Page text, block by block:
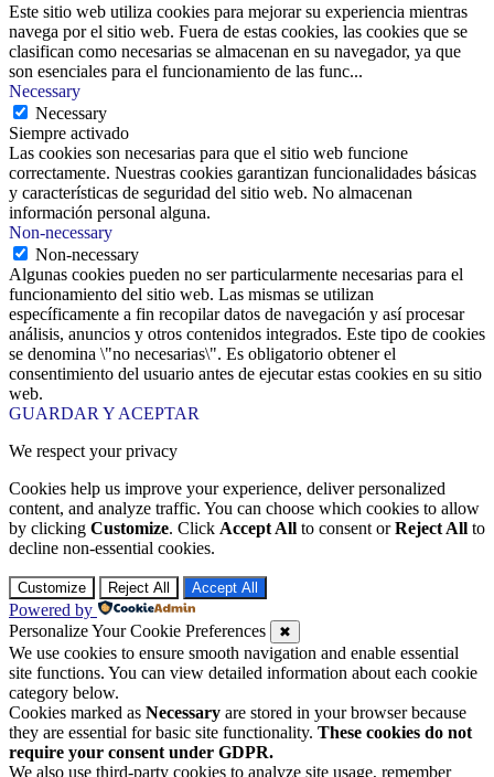
Este sitio web utiliza cookies para mejorar su experiencia mientras
navega por el sitio web. Fuera de estas cookies, las cookies que se
clasifican como necesarias se almacenan en su navegador, ya que
son esenciales para el funcionamiento de las func...
Necessary
Necessary
Siempre activado
Las cookies son necesarias para que el sitio web funcione
correctamente. Nuestras cookies garantizan funcionalidades básicas
y características de seguridad del sitio web. No almacenan
información personal alguna.
Non-necessary
Non-necessary
Algunas cookies pueden no ser particularmente necesarias para el
funcionamiento del sitio web. Las mismas se utilizan
específicamente a fin recopilar datos de navegación y así procesar
análisis, anuncios y otros contenidos integrados. Este tipo de cookies
se denomina \"no necesarias\". Es obligatorio obtener el
consentimiento del usuario antes de ejecutar estas cookies en su sitio
web.
GUARDAR Y ACEPTAR
We respect your privacy
Cookies help us improve your experience, deliver personalized
content, and analyze traffic. You can choose which cookies to allow
by clicking Customize. Click Accept All to consent orReject All to
decline non-essential cookies.
Customize Reject All Accept All
Powered by
Personalize Your Cookie Preferences
✖
We use cookies to ensure smooth navigation and enable essential
site functions. You can view detailed information about each cookie
category below.
Cookies marked as Necessary are stored in your browser because
they are essential for basic site functionality. These cookies do not
require your consent under GDPR.
We also use third-party cookies to analyze site usage, remember